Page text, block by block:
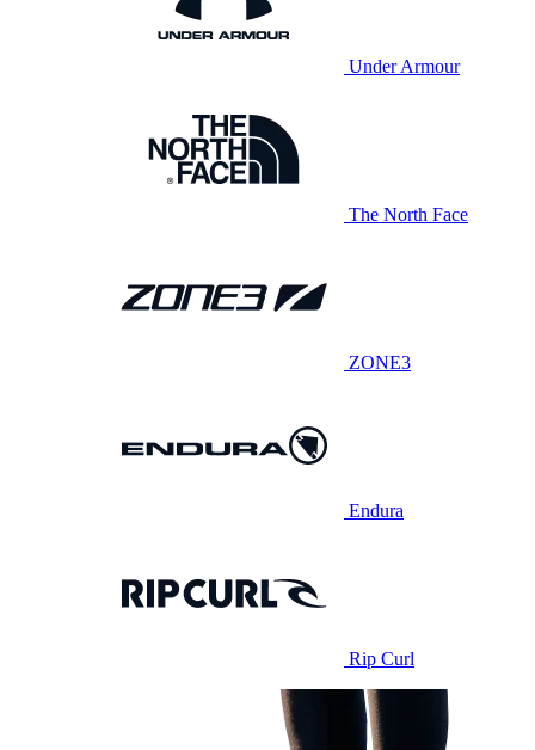
Under Armour
The North Face
ZONE3
Endura
Rip Curl